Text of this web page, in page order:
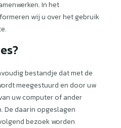
In het
wij u over het gebruik
bestandje dat met de
meegestuurd en door uw
uw computer of ander
De daarin opgeslagen
bezoek worden